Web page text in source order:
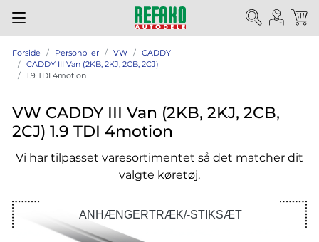
Forside Personbiler VW
CADDY
CADDY III Van (2KB, 2KJ, 2CB, 2CJ)
1.9 TDI 4motion
VW CADDY III Van (2KB, 2KJ, 2CB,
2CJ) 1.9 TDI 4motion
Vi har tilpasset varesortimentet så det matcher dit
valgte køretøj.
ANHÆNGERTRÆK/-STIKSÆT